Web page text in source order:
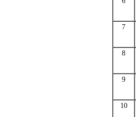
7
8
9
10